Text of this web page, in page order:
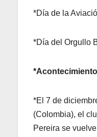
*Día de la
*Día del Orgullo
*El 7 de
(Colombia), el
Pereira se